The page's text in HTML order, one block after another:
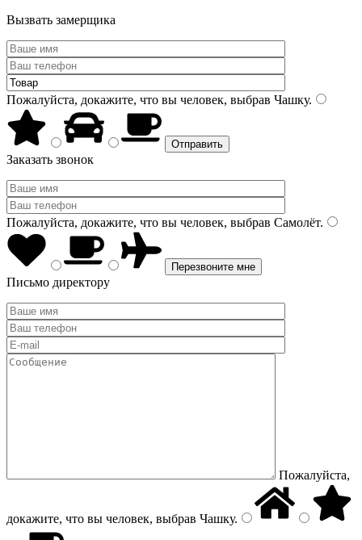
Вызвать замерщика
Пожалуйста, докажите, что вы человек, выбрав Чашку.
Заказать звонок
Пожалуйста, докажите, что вы человек, выбрав Самолёт.
Письмо директору
Пожалуйста,
докажите, что вы человек, выбрав Чашку.